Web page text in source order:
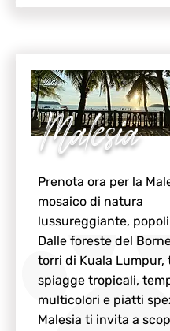
Malesia
Prenota ora per la
mosaico di natura
lussureggiante,
Dalle foreste del
torri di Kuala Lumpur,
spiagge tropicali,
multicolori e piatti
Malesia ti invita a